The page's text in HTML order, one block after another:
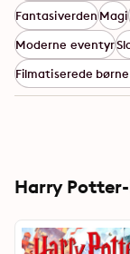
FantasiverdenMagi
Moderne eventyr
Filmatiserede
Harry